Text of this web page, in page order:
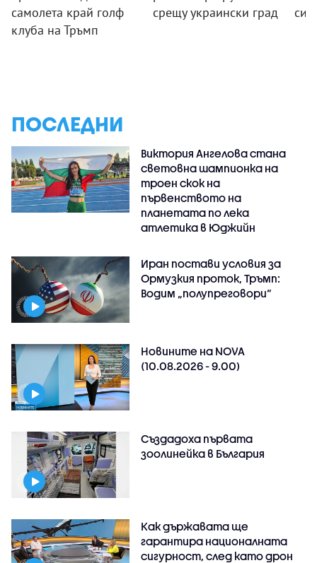
самолета край голф
клуба на Тръмп
срещу украински град
си
ПОСЛЕДНИ
Виктория Ангелова стана
световна шампионка на
троен скок на
първенството на
планетата по лека
атлетика в Юджийн
Иран постави условия за
Ормузкия проток, Тръмп:
Водим „полупреговори“
Новините на NOVA
(10.08.2026 - 9.00)
Създадоха първата
зоолинейка в България
Как държавата ще
гарантира националната
сигурност, след като дрон